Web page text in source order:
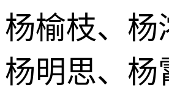
杨榆枝、杨
杨明思、杨